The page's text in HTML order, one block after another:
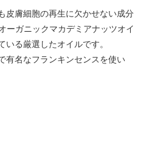
皮膚細胞の再生に欠かせない成分
ーガニックマカデミアナッツオイ
る厳選したオイルです。
有名なフランキンセンスを使い